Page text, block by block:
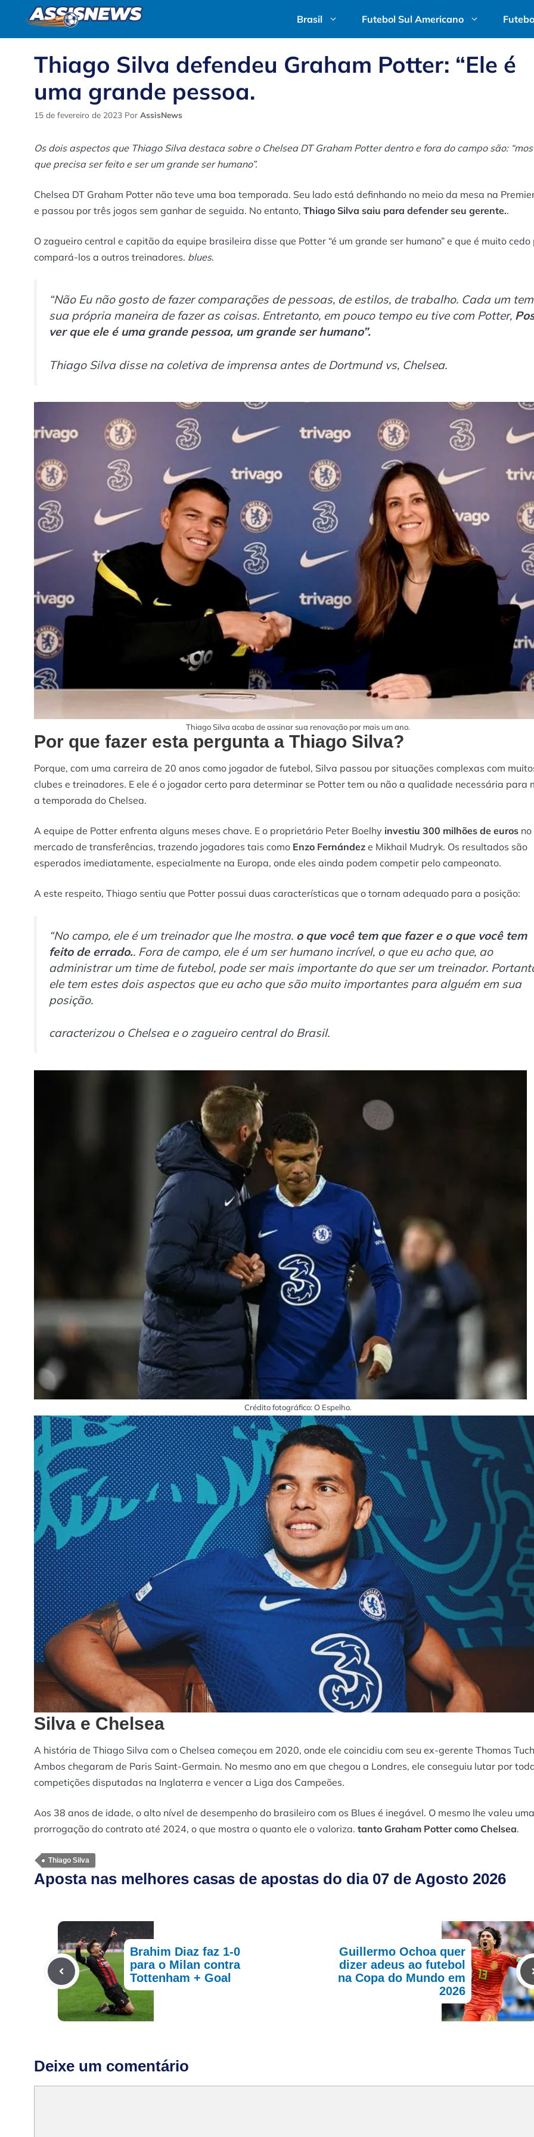
o
conteúdo
Brasil Futebol Sul Americano
Thiago Silva defendeu Graham Potter: “Ele é
uma grande pessoa.
15 de fevereiro de 2023 Por AssisNews
Os dois aspectos que Thiago Silva destaca sobre o Chelsea DT Graham Potter dentro e fora do campo são:
que precisa ser feito e ser um grande ser humano”.
Chelsea DT Graham Potter não teve uma boa temporada. Seu lado está definhando no meio da mesa na
e passou por três jogos sem ganhar de seguida. No entanto, Thiago Silva saiu para defender seu gerente..
O zagueiro central e capitão da equipe brasileira disse que Potter “é um grande ser humano” e que é muito
compará-los a outros treinadores. blues.
“Não Eu não gosto de fazer comparações de pessoas, de estilos, de trabalho. Cada um tem
sua própria maneira de fazer as coisas. Entretanto, em pouco tempo eu tive com Potter,
ver que ele é uma grande pessoa, um grande ser humano”.
Thiago Silva disse na coletiva de imprensa antes de Dortmund vs, Chelsea.
Thiago Silva acaba de assinar sua renovação por mais um ano.
Por que fazer esta pergunta a Thiago Silva?
Porque, com uma carreira de 20 anos como jogador de futebol, Silva passou por situações complexas com
clubes e treinadores. E ele é o jogador certo para determinar se Potter tem ou não a qualidade necessária para
a temporada do Chelsea.
A equipe de Potter enfrenta alguns meses chave. E o proprietário Peter Boelhy investiu 300 milhões de euros no
mercado de transferências, trazendo jogadores tais como Enzo Fernández e Mikhail Mudryk. Os resultados são
esperados imediatamente, especialmente na Europa, onde eles ainda podem competir pelo campeonato.
A este respeito, Thiago sentiu que Potter possui duas características que o tornam adequado para a posição:
“No campo, ele é um treinador que lhe mostra. o que você tem que fazer e o que você tem
feito de errado.. Fora de campo, ele é um ser humano incrível, o que eu acho que, ao
administrar um time de futebol, pode ser mais importante do que ser um treinador.
ele tem estes dois aspectos que eu acho que são muito importantes para alguém em sua
posição.
caracterizou o Chelsea e o zagueiro central do Brasil.
Crédito fotográfico: O Espelho.
Silva e Chelsea
A história de Thiago Silva com o Chelsea começou em 2020, onde ele coincidiu com seu ex-gerente Thomas
Ambos chegaram de Paris Saint-Germain. No mesmo ano em que chegou a Londres, ele conseguiu lutar por
competições disputadas na Inglaterra e vencer a Liga dos Campeões.
Aos 38 anos de idade, o alto nível de desempenho do brasileiro com os Blues é inegável. O mesmo lhe valeu uma
prorrogação do contrato até 2024, o que mostra o quanto ele o valoriza. tanto Graham Potter como Chelsea.
Thiago Silva
Aposta nas melhores casas de apostas do dia 07 de Agosto 2026
Brahim Diaz faz 1-0
para o Milan contra
Tottenham + Goal
Guillermo Ochoa quer
dizer adeus ao futebol
na Copa do Mundo em
2026
Deixe um comentário